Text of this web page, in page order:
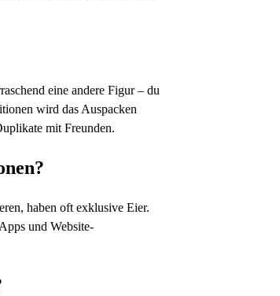
eine andere Figur – du
wird das Auspacken
mit Freunden.
haben oft exklusive Eier.
und Website-